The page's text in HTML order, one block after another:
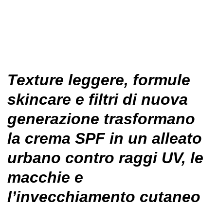
Texture leggere, formule
skincare e filtri di nuova
generazione trasformano
la crema SPF in un alleato
urbano contro raggi UV, le
macchie e
l’invecchiamento cutaneo